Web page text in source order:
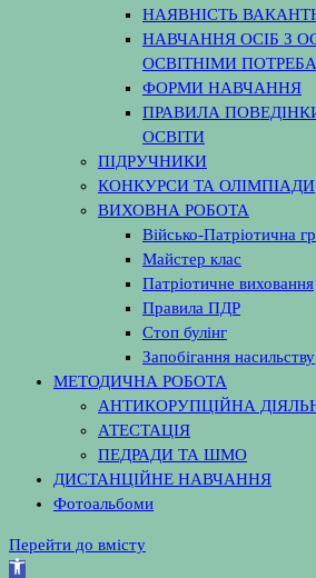
НАЯВНІСТЬ
НАВЧАННЯ ОСІБ З
ОСВІТНІМИ
ФОРМИ НАВЧАННЯ
ПРАВИЛА
ОСВІТИ
ПІДРУЧНИКИ
КОНКУРСИ ТА ОЛІМПІАДИ
ВИХОВНА РОБОТА
Військо-Патріотична
Майстер клас
Патріотичне виховання
Правила ПДР
Стоп булінг
Запобігання насильству
МЕТОДИЧНА РОБОТА
АНТИКОРУПЦІЙНА
АТЕСТАЦІЯ
ПЕДРАДИ ТА ШМО
ДИСТАНЦІЙНЕ НАВЧАННЯ
Фотоальбоми
Перейти до вмісту
Відкрити